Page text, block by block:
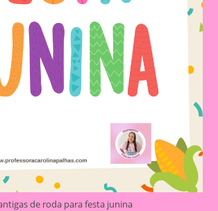
de roda para festa junina